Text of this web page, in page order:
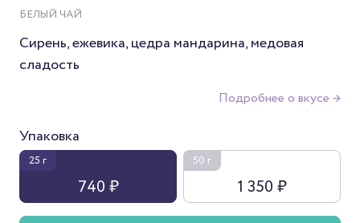
БЕЛЫЙ ЧАЙ
Сирень, ежевика, цедра мандарина, медовая
сладость
Подробнее о вкусе →
Упаковка
25 г
740 ₽
50 г
1 350 ₽